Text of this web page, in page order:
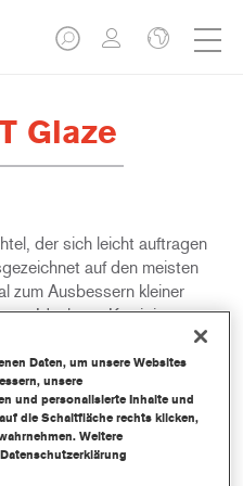
Glaze
der sich leicht auftragen
auf den meisten
zum Ausbessern kleiner
Ideal zum Korrigieren
Daten, um unsere Websites
unsere
und personalisierte Inhalte und
die Schaltfläche rechts klicken,
Weitere